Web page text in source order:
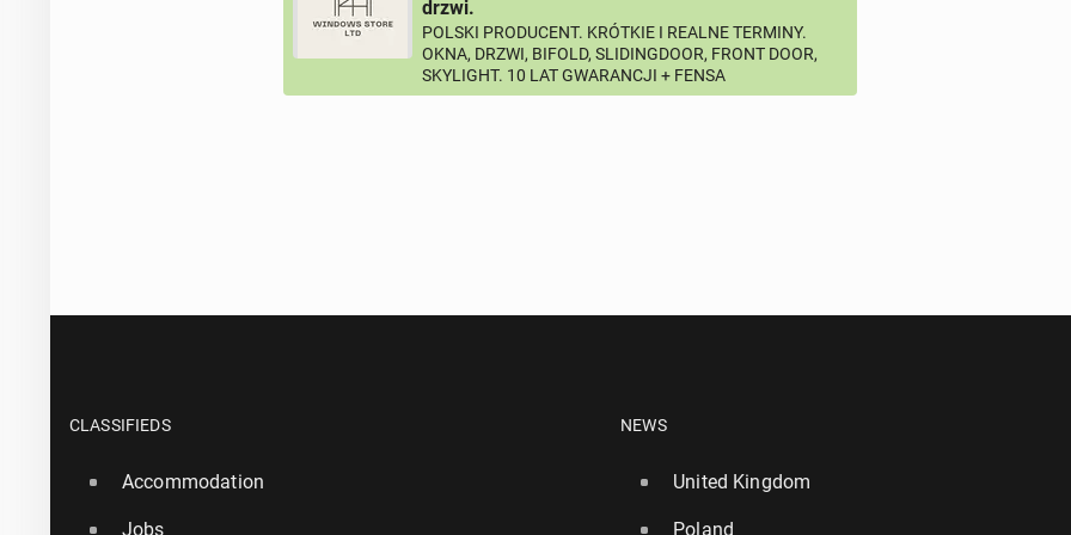
drzwi.
POLSKI PRODUCENT. KRÓTKIE I REALNE TERMINY.
OKNA, DRZWI, BIFOLD, SLIDINGDOOR, FRONT DOOR,
SKYLIGHT. 10 LAT GWARANCJI + FENSA
CLASSIFIEDS
Accommodation
Jobs
NEWS
United Kingdom
Poland